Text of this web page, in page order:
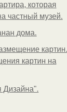
которая
частный музей.
дома.
картин.
картин на
Дизайна".